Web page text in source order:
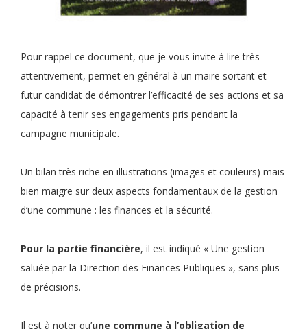
Pour rappel ce document, que je vous invite à lire très
attentivement, permet en général à un maire sortant et
futur candidat de démontrer l’efficacité de ses actions et sa
capacité à tenir ses engagements pris pendant la
campagne municipale.
Un bilan très riche en illustrations (images et couleurs) mais
bien maigre sur deux aspects fondamentaux de la gestion
d’une commune : les finances et la sécurité.
Pour la partie financière, il est indiqué « Une gestion
saluée par la Direction des Finances Publiques », sans plus
de précisions.
Il est à noter qu’une commune à l’obligation de